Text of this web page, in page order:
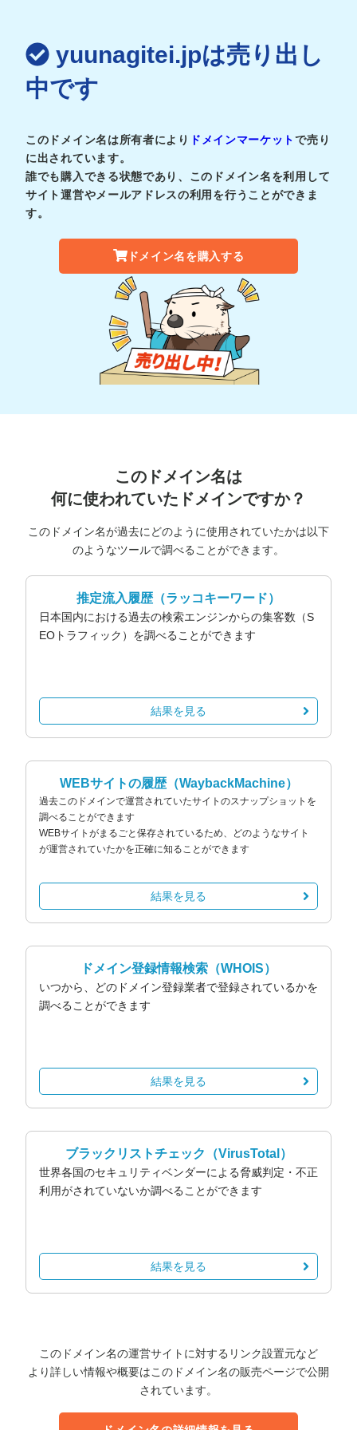
yuunagitei.jpは売り出し
中です
このドメイン名は所有者により ドメインマーケットで売り
に出されています。
誰でも購入できる状態であり、このドメイン名を利用して
サイト運営やメールアドレスの利用を行うことができま
す。
ドメイン名を購入する
このドメイン名は
何に使われていたドメインですか？
このドメイン名が過去にどのように使用されていたかは以下
のようなツールで調べることができます。
推定流入履歴（ラッコキーワード）
日本国内における過去の検索エンジンからの集客数（S
EOトラフィック）を調べることができます
結果を見る
WEBサイトの履歴（WaybackMachine）
過去このドメインで運営されていたサイトのスナップショットを
調べることができます
WEBサイトがまるごと保存されているため、どのようなサイト
が運営されていたかを正確に知ることができます
結果を見る
ドメイン登録情報検索 （WHOIS）
いつから、どのドメイン登録業者で登録されているかを
調べることができます
結果を見る
ブラックリストチェック （VirusTotal）
世界各国のセキュリティベンダーによる脅威判定・不正
利用がされていないか調べることができます
結果を見る
このドメイン名の運営サイトに対するリンク設置元など
より詳しい情報や概要はこのドメイン名の販売ページで公開
されています。